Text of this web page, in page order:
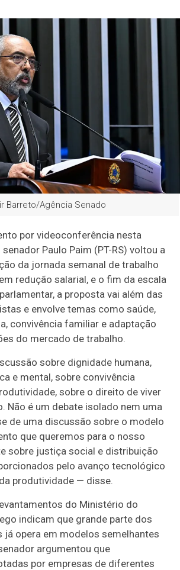
Barreto/Agência Senado
por videoconferência nesta
Paulo Paim (PT-RS) voltou a
da jornada semanal de trabalho
redução salarial, e o fim da escala
a proposta vai além das
e envolve temas como saúde,
convivência familiar e adaptação
do mercado de trabalho.
sobre dignidade humana,
e mental, sobre convivência
sobre o direito de viver
Não é um debate isolado nem uma
de uma discussão sobre o modelo
que queremos para o nosso
sobre justiça social e distribuição
pelo avanço tecnológico
produtividade — disse.
do Ministério do
indicam que grande parte dos
opera em modelos semelhantes
argumentou que
por empresas de diferentes